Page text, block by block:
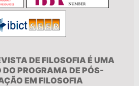
DE FILOSOFIA É UMA
PROGRAMA DE PÓS-
EM FILOSOFIA